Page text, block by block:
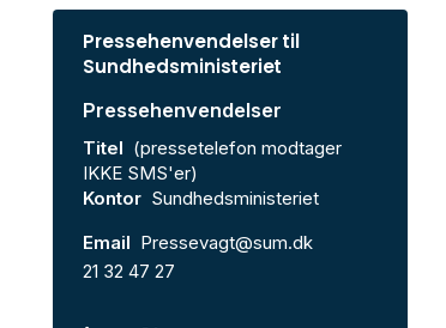
Pressehenvendelser til
Sundhedsministeriet
Pressehenvendelser
Titel (pressetelefon modtager
IKKE SMS'er)
Kontor Sundhedsministeriet
Email Pressevagt@sum.dk
21 32 47 27